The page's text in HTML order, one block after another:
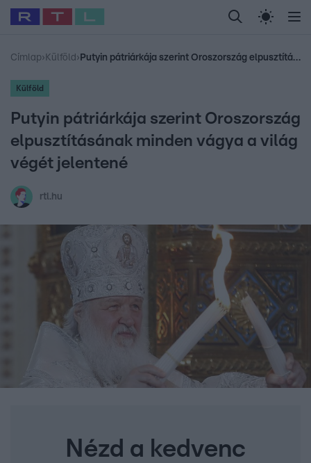
Legfrissebb RTL Híradó Randi Celeb vagyok,
Babits Marcella Most Wanted Gallusz
Címlap› Külföld › Putyin pátriárkája szerint Oroszország elpusztításának minden vágya a világ végét jelentené
Külföld
Putyin pátriárkája szerint Oroszország
elpusztításának minden vágya a világ
végét jelentené
rtl.hu
Nézd a kedvenc